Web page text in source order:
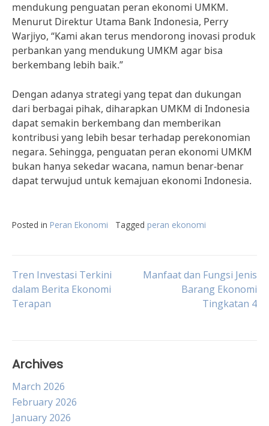
mendukung penguatan peran ekonomi UMKM.
Menurut Direktur Utama Bank Indonesia, Perry
Warjiyo, “Kami akan terus mendorong inovasi produk
perbankan yang mendukung UMKM agar bisa
berkembang lebih baik.”
Dengan adanya strategi yang tepat dan dukungan
dari berbagai pihak, diharapkan UMKM di Indonesia
dapat semakin berkembang dan memberikan
kontribusi yang lebih besar terhadap perekonomian
negara. Sehingga, penguatan peran ekonomi UMKM
bukan hanya sekedar wacana, namun benar-benar
dapat terwujud untuk kemajuan ekonomi Indonesia.
Posted in Peran Ekonomi Tagged peran ekonomi
Post
navigation
Tren Investasi Terkini
dalam Berita Ekonomi
Terapan
Manfaat dan Fungsi Jenis
Barang Ekonomi
Tingkatan 4
Archives
March 2026
February 2026
January 2026